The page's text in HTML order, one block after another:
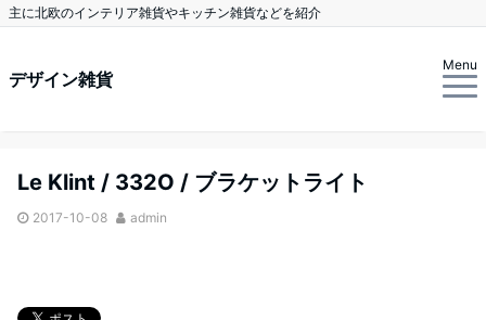
主に北欧のインテリア雑貨やキッチン雑貨などを紹介
デザイン雑貨
Menu
Le Klint / 332O / ブラケットライト
2017-10-08 admin